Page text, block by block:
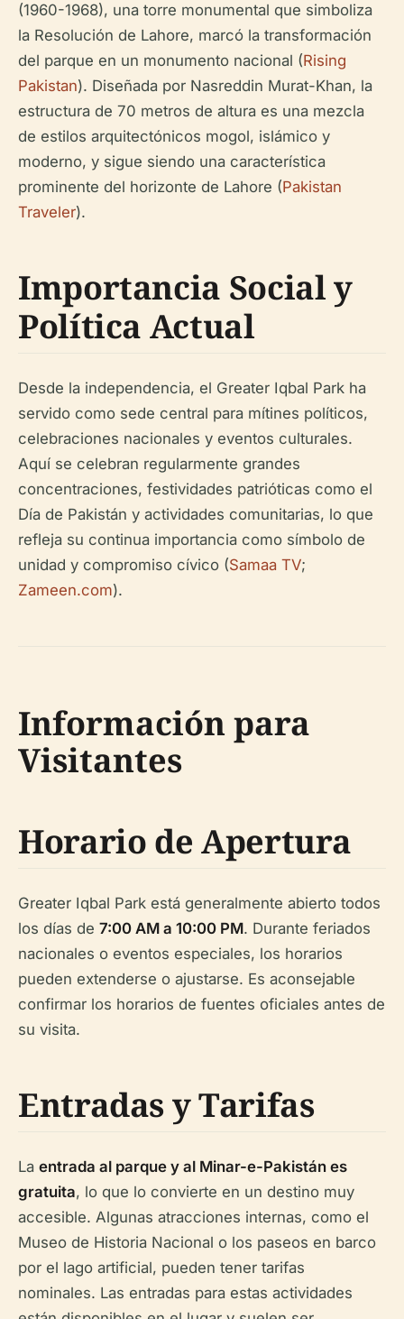
(1960-1968), una torre monumental que simboliza
la Resolución de Lahore, marcó la transformación
del parque en un monumento nacional (Rising
Pakistan). Diseñada por Nasreddin Murat-Khan, la
estructura de 70 metros de altura es una mezcla
de estilos arquitectónicos mogol, islámico y
moderno, y sigue siendo una característica
prominente del horizonte de Lahore (Pakistan
Traveler).
Importancia Social y
Política Actual
Desde la independencia, el Greater Iqbal Park ha
servido como sede central para mítines políticos,
celebraciones nacionales y eventos culturales.
Aquí se celebran regularmente grandes
concentraciones, festividades patrióticas como el
Día de Pakistán y actividades comunitarias, lo que
refleja su continua importancia como símbolo de
unidad y compromiso cívico (Samaa TV;
Zameen.com).
Información para
Visitantes
Horario de Apertura
Greater Iqbal Park está generalmente abierto todos
los días de 7:00 AM a 10:00 PM. Durante feriados
nacionales o eventos especiales, los horarios
pueden extenderse o ajustarse. Es aconsejable
confirmar los horarios de fuentes oficiales antes de
su visita.
Entradas y Tarifas
La entrada al parque y al Minar-e-Pakistán es
gratuita, lo que lo convierte en un destino muy
accesible. Algunas atracciones internas, como el
Museo de Historia Nacional o los paseos en barco
por el lago artificial, pueden tener tarifas
nominales. Las entradas para estas actividades